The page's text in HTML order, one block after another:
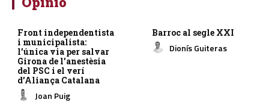
Front independentista
i municipalista:
l’única via per salvar
Girona de l’anestèsia
del PSC i el verí
d’Aliança Catalana
Joan Puig
Barroc al segle XXI
Dionís Guiteras